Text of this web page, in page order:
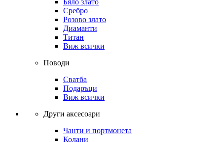
Сребро
Розово злато
Диаманти
Титан
Виж всички
Поводи
Сватба
Подаръци
Виж всички
Други аксесоари
Чанти и портмонета
Колани